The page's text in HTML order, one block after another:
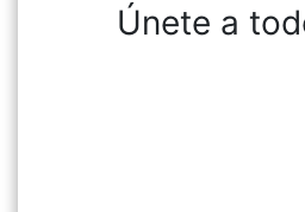
Únete a